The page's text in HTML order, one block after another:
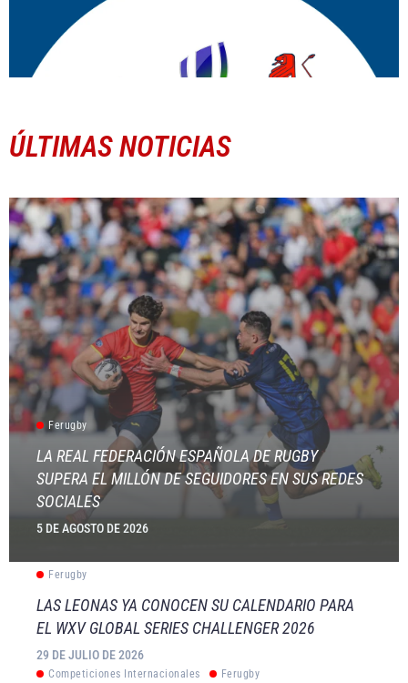
ÚLTIMAS NOTICIAS
Ferugby
LA REAL FEDERACIÓN ESPAÑOLA DE RUGBY
SUPERA EL MILLÓN DE SEGUIDORES EN SUS REDES
SOCIALES
5 DE AGOSTO DE 2026
Ferugby
LAS LEONAS YA CONOCEN SU CALENDARIO PARA
EL WXV GLOBAL SERIES CHALLENGER 2026
29 DE JULIO DE 2026
Competiciones Internacionales Ferugby